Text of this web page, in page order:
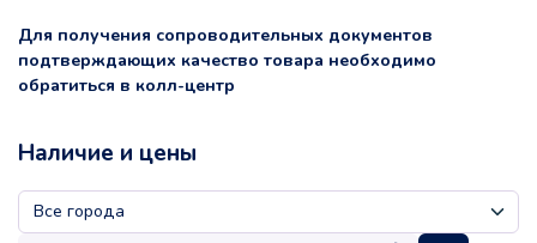
Для получения сопроводительных документов
подтверждающих качество товара необходимо
обратиться в колл-центр
Наличие и цены